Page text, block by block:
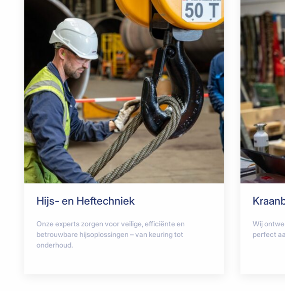
Hijs- en Heftechniek
Onze experts zorgen voor veilige, efficiënte en
betrouwbare hijsoplossingen – van keuring tot
onderhoud.
Wij
perfect